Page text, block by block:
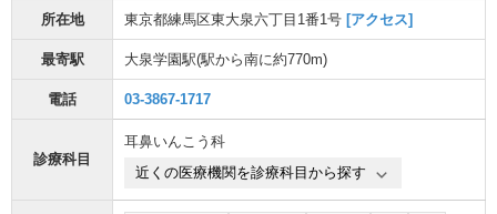
所在地 東京都練馬区東大泉六丁目1番1号 [アクセス]
最寄駅 大泉学園駅(駅から南に約770m)
電話 03-3867-1717
診療科目
耳鼻いんこう科
近くの医療機関を診療科目から探す